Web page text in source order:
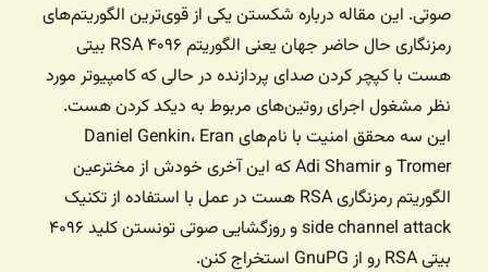
صوتی. این مقاله درباره شکستن یکی از قوی‌ترین الگوریتم‌های
رمزنگاری حال حاضر جهان یعنی الگوریتم RSA ۴۰۹۶ بیتی
هست با کپچر کردن صدای پردازنده در حالی که کامپیوتر مورد
نظر مشغول اجرای روتین‌های مربوط به دیکد کردن هست.
این سه محقق امنیت با نام‌های Daniel Genkin، Eran
Tromer و Adi Shamir که این آخری خودش از مخترعین
الگوریتم رمزنگاری RSA هست در عمل با استفاده از تکنیک
side channel attack و روزگشایی صوتی تونستن کلید ۴۰۹۶
بیتی RSA رو از GnuPG استخراج کنن.